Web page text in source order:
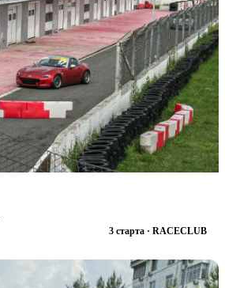
3 старта · RACECLUB